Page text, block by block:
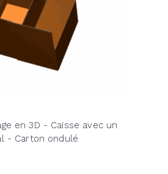
en 3D - Caisse avec un
- Carton ondulé